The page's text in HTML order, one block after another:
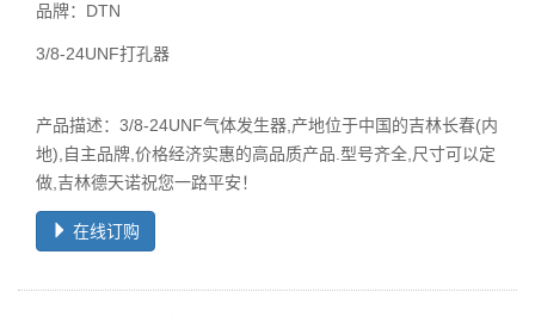
品牌：DTN
3/8-24UNF打孔器
产品描述：3/8-24UNF气体发生器,产地位于中国的吉林长春(内
地),自主品牌,价格经济实惠的高品质产品.型号齐全,尺寸可以定
做,吉林德天诺祝您一路平安！
在线订购